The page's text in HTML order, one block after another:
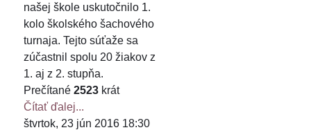
našej škole uskutočnilo 1.
kolo školského šachového
turnaja. Tejto súťaže sa
zúčastnil spolu 20 žiakov z
1. aj z 2. stupňa.
Prečítané 2523 krát
Čítať ďalej...
štvrtok, 23 jún 2016 18:30